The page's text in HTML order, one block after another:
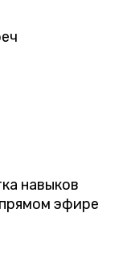
навыков
эфире